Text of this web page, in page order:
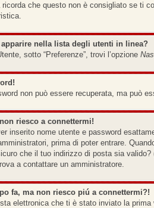
ricorda che questo non è consigliato se
nella lista degli utenti in linea?
sotto “Preferenze”, trovi l’opzione
non può essere recuperata, ma può
riesco a connettermi!
inserito nome utente e password
prima di poter entrare.
che il tuo indirizzo di posta sia
a contattare un amministratore.
fa, ma non riesco piú a connettermi?!
elettronica che ti è stato inviato la